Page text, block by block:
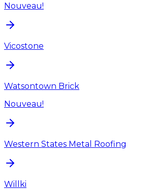
Nouveau!
Vicostone
Watsontown Brick
Nouveau!
Western States Metal Roofing
Willki